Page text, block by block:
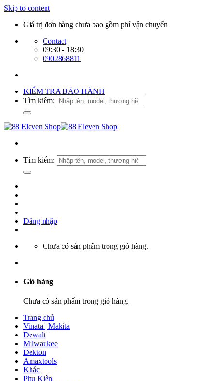
Skip to content
Giá trị đơn hàng chưa bao gồm phí vận chuyển
Contact
09:30 - 18:30
0902868811
KIỂM TRA BẢO HÀNH
Tìm kiếm:
Tìm kiếm:
Đăng nhập
Chưa có sản phẩm trong giỏ hàng.
Giỏ hàng
Chưa có sản phẩm trong giỏ hàng.
Trang chủ
Vinata | Makita
Dewalt
Milwaukee
Dekton
Amaxtools
Khác
Phụ Kiện